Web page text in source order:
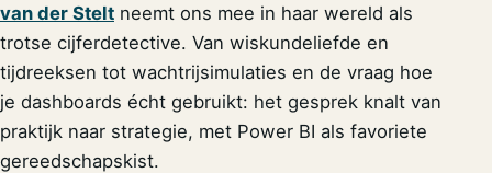
van der Stelt neemt ons mee in haar wereld als
trotse cijferdetective. Van wiskundeliefde en
tijdreeksen tot wachtrijsimulaties en de vraag hoe
je dashboards écht gebruikt: het gesprek knalt van
praktijk naar strategie, met Power BI als favoriete
gereedschapskist.